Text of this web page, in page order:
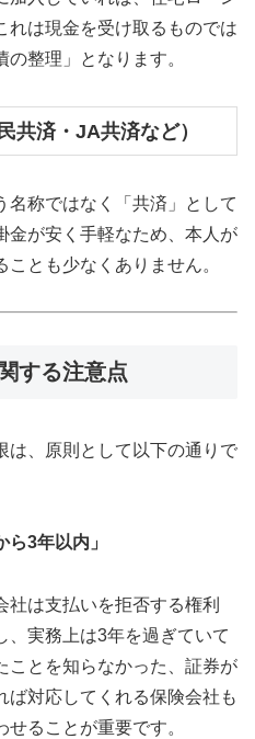
れは現金を受け取るものでは
整理」となります。
共済・JA共済など）
名称ではなく「共済」として
金が安く手軽なため、本人が
とも少なくありません。
する注意点
は、原則として以下の通りで
ら3年以内」
社は支払いを拒否する権利
、実務上は3年を過ぎていて
ことを知らなかった、証券が
ば対応してくれる保険会社も
ることが重要です。